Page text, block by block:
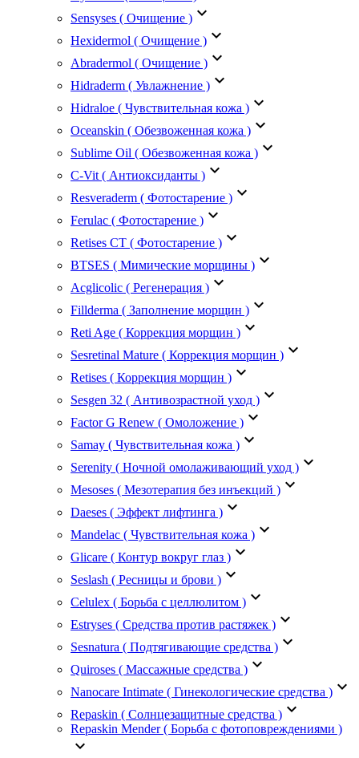
Sensyses ( Очищение ) keyboard_arrow_down
Hexidermol ( Очищение ) keyboard_arrow_down
Abradermol ( Очищение ) keyboard_arrow_down
Hidraderm ( Увлажнение ) keyboard_arrow_down
Hidraloe ( Чувствительная кожа ) keyboard_arrow_down
Oceanskin ( Обезвоженная кожа ) keyboard_arrow_down
Sublime Oil ( Обезвоженная кожа ) keyboard_arrow_down
C-Vit ( Антиоксиданты ) keyboard_arrow_down
Resveraderm ( Фотостарение ) keyboard_arrow_down
Ferulac ( Фотостарение ) keyboard_arrow_down
Retises CT ( Фотостарение ) keyboard_arrow_down
BTSES ( Мимические морщины ) keyboard_arrow_down
Acglicolic ( Регенерация ) keyboard_arrow_down
Fillderma ( Заполнение морщин ) keyboard_arrow_down
Reti Age ( Коррекция морщин ) keyboard_arrow_down
Sesretinal Mature ( Коррекция морщин ) keyboard_arrow_down
Retises ( Коррекция морщин ) keyboard_arrow_down
Sesgen 32 ( Антивозрастной уход ) keyboard_arrow_down
Factor G Renew ( Омоложение ) keyboard_arrow_down
Samay ( Чувствительная кожа ) keyboard_arrow_down
Serenity ( Ночной омолаживающий уход ) keyboard_arrow_down
Mesoses ( Мезотерапия без инъекций ) keyboard_arrow_down
Daeses ( Эффект лифтинга ) keyboard_arrow_down
Mandelac ( Чувствительная кожа ) keyboard_arrow_down
Glicare ( Контур вокруг глаз ) keyboard_arrow_down
Seslash ( Ресницы и брови ) keyboard_arrow_down
Celulex ( Борьба с целлюлитом ) keyboard_arrow_down
Estryses ( Средства против растяжек ) keyboard_arrow_down
Sesnatura ( Подтягивающие средства ) keyboard_arrow_down
Quiroses ( Массажные средства ) keyboard_arrow_down
Nanocare Intimate ( Гинекологические средства ) keyboard_arrow_down
Repaskin ( Солнцезащитные средства ) keyboard_arrow_down
Repaskin Mender ( Борьба с фотоповреждениями )
keyboard_arrow_down